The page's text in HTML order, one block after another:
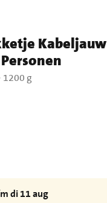
Kabeljauw
1200 g
di 11 aug